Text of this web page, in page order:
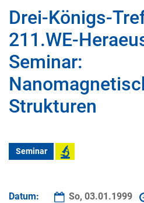
Drei-Königs-
211.WE-
Seminar:
Strukturen
Seminar
Datum: So, 03.01.1999